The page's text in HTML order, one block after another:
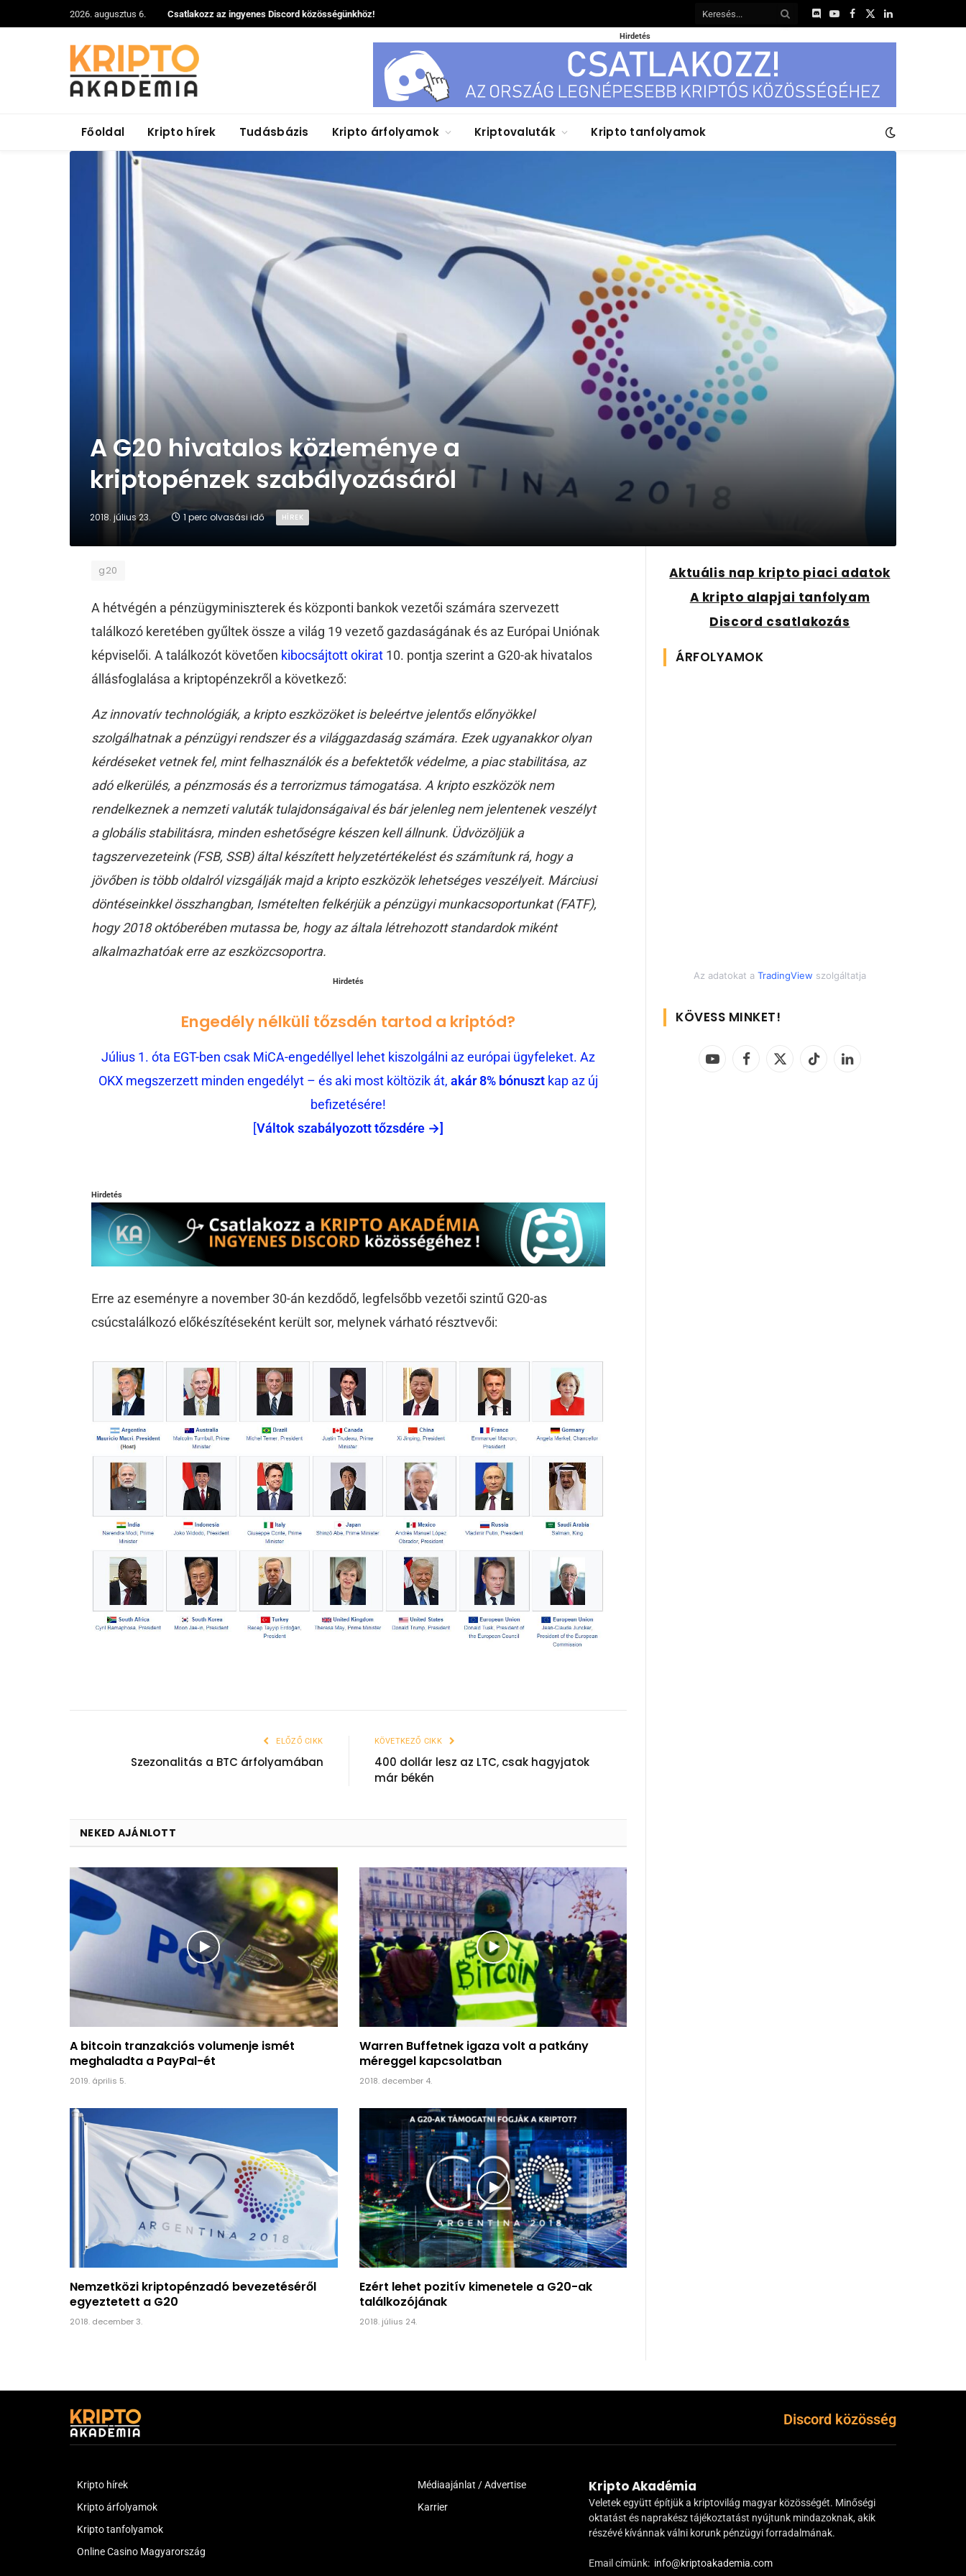
2026. augusztus 6. Csatlakozz az ingyenes Discord közösségünkhöz!
DiscordYouTube
Facebook
X
LinkedIn
Hirdetés
Főoldal Kripto hírek Tudásbázis Kripto árfolyamok Kriptovaluták Kripto tanfolyamok
A G20 hivatalos közleménye a
kriptopénzek szabályozásáról
2018. július 23. 1 perc olvasási idő HÍREK
g20
A hétvégén a pénzügyminiszterek és központi bankok vezetői számára szervezett
találkozó keretében gyűltek össze a világ 19 vezető gazdaságának és az Európai Uniónak
képviselői. A találkozót követően kibocsájtott okirat 10. pontja szerint a G20-ak hivatalos
állásfoglalása a kriptopénzekről a következő:
Az innovatív technológiák, a kripto eszközöket is beleértve jelentős előnyökkel
szolgálhatnak a pénzügyi rendszer és a világgazdaság számára. Ezek ugyanakkor olyan
kérdéseket vetnek fel, mint felhasználók és a befektetők védelme, a piac stabilitása, az
adó elkerülés, a pénzmosás és a terrorizmus támogatása. A kripto eszközök nem
rendelkeznek a nemzeti valuták tulajdonságaival és bár jelenleg nem jelentenek veszélyt
a globális stabilitásra, minden eshetőségre készen kell állnunk. Üdvözöljük a
tagszervezeteink (FSB, SSB) által készített helyzetértékelést és számítunk rá, hogy a
jövőben is több oldalról vizsgálják majd a kripto eszközök lehetséges veszélyeit. Márciusi
döntéseinkkel összhangban, Ismételten felkérjük a pénzügyi munkacsoportunkat (FATF),
hogy 2018 októberében mutassa be, hogy az általa létrehozott standardok miként
alkalmazhatóak erre az eszközcsoportra.
Hirdetés
Engedély nélküli tőzsdén tartod a kriptód?
Július 1. óta EGT-ben csak MiCA-engedéllyel lehet kiszolgálni az európai ügyfeleket. Az
OKX megszerzett minden engedélyt – és aki most költözik át, akár 8% bónuszt kap az új
befizetésére!
[Váltok szabályozott tőzsdére →]
Hirdetés
Erre az eseményre a november 30-án kezdődő, legfelsőbb vezetői szintű G20-as
csúcstalálkozó előkészítéseként került sor, melynek várható résztvevői:
ELŐZŐ CIKK
Szezonalitás a BTC árfolyamában
KÖVETKEZŐ CIKK
400 dollár lesz az LTC, csak hagyjatok
már békén
NEKED AJÁNLOTT
A bitcoin tranzakciós volumenje ismét
meghaladta a PayPal-ét
2019. április 5.
Warren Buffetnek igaza volt a patkány
méreggel kapcsolatban
2018. december 4.
Nemzetközi kriptopénzadó bevezetéséről
egyeztetett a G20
2018. december 3.
Ezért lehet pozitív kimenetele a G20-ak
találkozójának
2018. július 24.
Aktuális nap kripto piaci adatok
A kripto alapjai tanfolyam
Discord csatlakozás
ÁRFOLYAMOK
Az adatokat a TradingView szolgáltatja
KÖVESS MINKET!
YouTubeFacebook
X
TikTok LinkedIn
Discord közösség
Kripto hírek
Kripto árfolyamok
Kripto tanfolyamok
Online Casino Magyarország
Médiaajánlat / Advertise
Karrier
Kripto Akadémia
Veletek együtt építjük a kriptovilág magyar közösségét. Minőségi
oktatást és naprakész tájékoztatást nyújtunk mindazoknak, akik
részévé kívánnak válni korunk pénzügyi forradalmának.
Email címünk: info@kriptoakademia.com